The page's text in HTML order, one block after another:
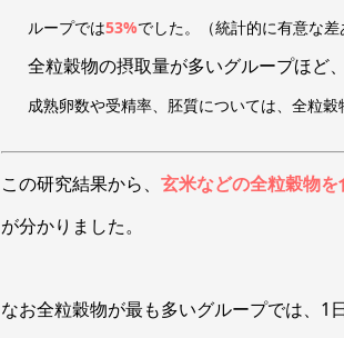
ループでは53%でした。（統計的に有意な差
全粒穀物の摂取量が多いグループほど
成熟卵数や受精率、胚質については、全粒
この研究結果から、玄米などの全粒穀物
が分かりました。
なお全粒穀物が最も多いグループでは、1